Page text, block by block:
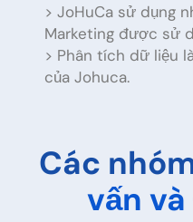
> JoHuCa sử dụng
Marketing được sử
> Phân tích dữ liệu
của Johuca.
Các
vấn